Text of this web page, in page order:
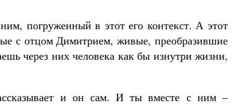
погруженный в этот его контекст. А этот
с отцом Димитрием, живые, преобразившие
через них человека как бы изнутри жизни,
и он сам. И ты вместе с ним –